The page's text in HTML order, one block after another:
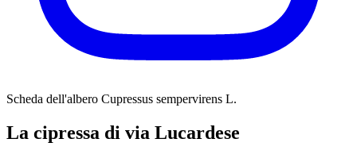
Scheda dell'albero Cupressus sempervirens L.
La cipressa di via Lucardese